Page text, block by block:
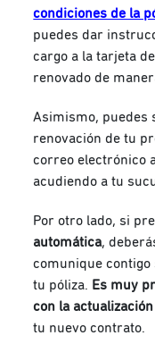
condiciones de la
puedes dar
cargo a la tarjeta
renovado de
Asimismo, puedes
renovación de tu
correo electrónico
acudiendo a tu
Por otro lado, si
automática,
comunique contigo
tu póliza. Es muy
con la
tu nuevo contrato.